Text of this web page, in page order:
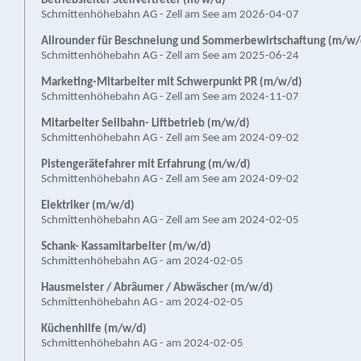
Schmittenhöhebahn AG - Zell am See am 2026-04-07
Allrounder für Beschneiung und Sommerbewirtschaftung (m/
Schmittenhöhebahn AG - Zell am See am 2025-06-24
Marketing-Mitarbeiter mit Schwerpunkt PR (m/w/d)
Schmittenhöhebahn AG - Zell am See am 2024-11-07
Mitarbeiter Seilbahn- Liftbetrieb (m/w/d)
Schmittenhöhebahn AG - Zell am See am 2024-09-02
Pistengerätefahrer mit Erfahrung (m/w/d)
Schmittenhöhebahn AG - Zell am See am 2024-09-02
Elektriker (m/w/d)
Schmittenhöhebahn AG - Zell am See am 2024-02-05
Schank- Kassamitarbeiter (m/w/d)
Schmittenhöhebahn AG - am 2024-02-05
Hausmeister / Abräumer / Abwäscher (m/w/d)
Schmittenhöhebahn AG - am 2024-02-05
Küchenhilfe (m/w/d)
Schmittenhöhebahn AG - am 2024-02-05